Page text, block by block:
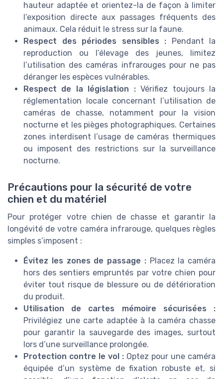
hauteur adaptée et orientez-la de façon à limiter
l’exposition directe aux passages fréquents des
animaux. Cela réduit le stress sur la faune.
Respect des périodes sensibles : Pendant la
reproduction ou l’élevage des jeunes, limitez
l’utilisation des caméras infrarouges pour ne pas
déranger les espèces vulnérables.
Respect de la législation :Vérifiez toujours la
réglementation locale concernant l’utilisation de
caméras de chasse, notamment pour la vision
nocturne et les pièges photographiques. Certaines
zones interdisent l’usage de caméras thermiques
ou imposent des restrictions sur la surveillance
nocturne.
Précautions pour la sécurité de votre
chien et du matériel
Pour protéger votre chien de chasse et garantir la
longévité de votre caméra infrarouge, quelques règles
simples s’imposent :
Évitez les zones de passage :Placez la caméra
hors des sentiers empruntés par votre chien pour
éviter tout risque de blessure ou de détérioration
du produit.
Utilisation de cartes mémoire sécurisées :
Privilégiez une carte adaptée à la caméra chasse
pour garantir la sauvegarde des images, surtout
lors d’une surveillance prolongée.
Protection contre le vol : Optez pour une caméra
équipée d’un système de fixation robuste et, si